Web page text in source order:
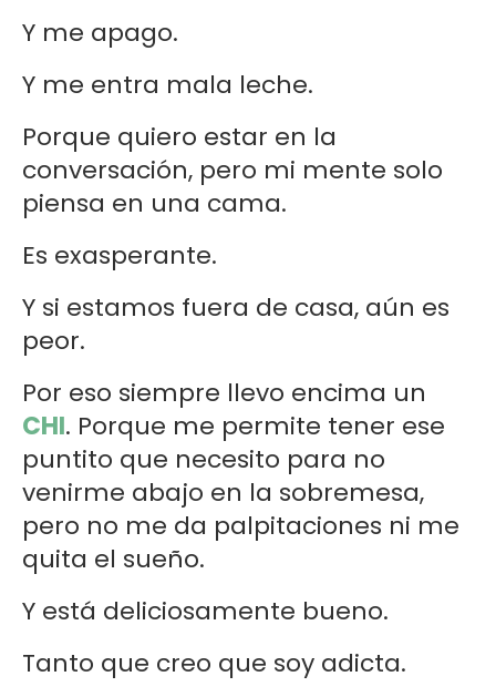
Y me apago.
Y me entra mala leche.
Porque quiero estar en la
conversación, pero mi mente solo
piensa en una cama.
Es exasperante.
Y si estamos fuera de casa, aún es
peor.
Por eso siempre llevo encima un
CHI. Porque me permite tener ese
puntito que necesito para no
venirme abajo en la sobremesa,
pero no me da palpitaciones ni me
quita el sueño.
Y está deliciosamente bueno.
Tanto que creo que soy adicta.